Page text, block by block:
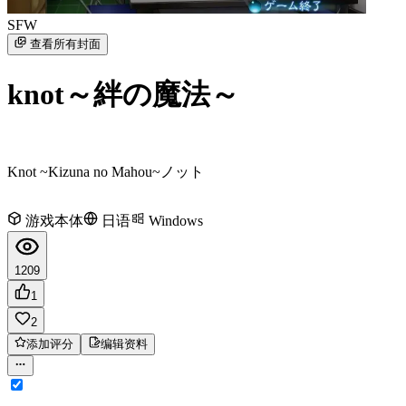
SFW
查看所有封面
knot～絆の魔法～
Knot ~Kizuna no Mahou~ ノット
游戏本体 日语 Windows
1209
1
2
添加评分
编辑资料